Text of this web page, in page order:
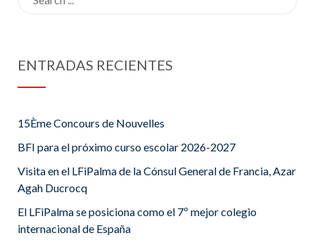
ENTRADAS RECIENTES
15Ème Concours de Nouvelles
BFI para el próximo curso escolar 2026-2027
Visita en el LFiPalma de la Cónsul General de Francia, Azar
Agah Ducrocq
El LFiPalma se posiciona como el 7º mejor colegio
internacional de España